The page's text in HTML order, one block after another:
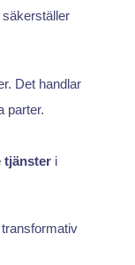
Det handlar
parter.
tjänsteri